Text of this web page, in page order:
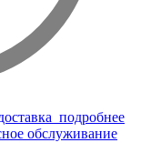
подробнее
обслуживание